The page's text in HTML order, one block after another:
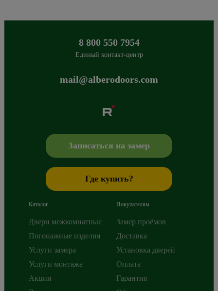
8 800 550 7954
Единый контакт-центр
mail@alberodoors.com
+7 800 765 43 42,mail@alberodoors.com
Записаться на замер
Где купить?
Каталог
Двери межкомнатные
Погонажные изделия
Услуги замера
Услуги монтажа
Акции
Покупателям
Замер проёмов
Доставка
Установка дверей
Оплата
Гарантия